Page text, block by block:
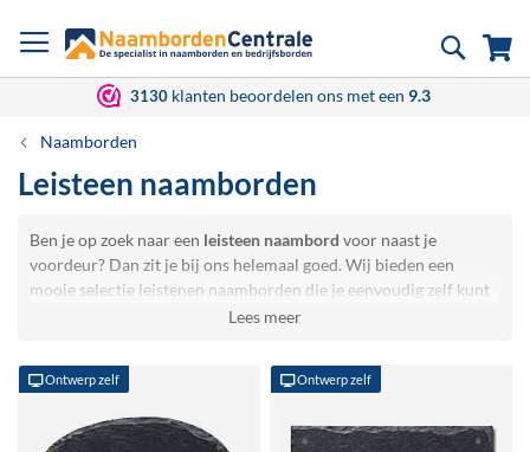
naar
Zoek
3130 klanten beoordelen ons met een 9.3
Naamborden
Leisteen naamborden
Ben je op zoek naar een leisteen naambord voor naast je
voordeur? Dan zit je bij ons helemaal goed. Wij bieden een
mooie selectie leistenen naamborden die je eenvoudig zelf kunt
ontwerpen. Of je nu kiest voor een familienaam, huisnummer of
naambord van leisteen wordt met zorg en precisie gegraveerd
met een laser. Hierbij wordt het bovenste laagje weggebrand,
waardoor de natuurlijke, lichtgrijze kern zichtbaar wordt - strak,
subtiel en perfect passend bij de robuuste uitstraling van het
Ontwerp zelf Ontwerp zelf